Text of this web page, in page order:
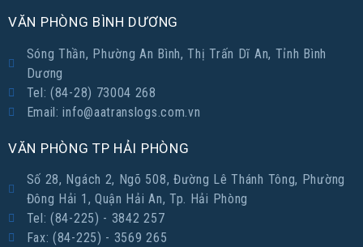
VĂN PHÒNG BÌNH DƯƠNG
Sóng Thần, Phường An Bình, Thị Trấn Dĩ An, Tỉnh Bình
Dương
Tel: (84-28) 73004 268
Email: info@aatranslogs.com.vn
VĂN PHÒNG TP HẢI PHÒNG
Số 28, Ngách 2, Ngõ 508, Đường Lê Thánh Tông, Phường
Đông Hải 1, Quận Hải An, Tp. Hải Phòng
Tel: (84-225) - 3842 257
Fax: (84-225) - 3569 265